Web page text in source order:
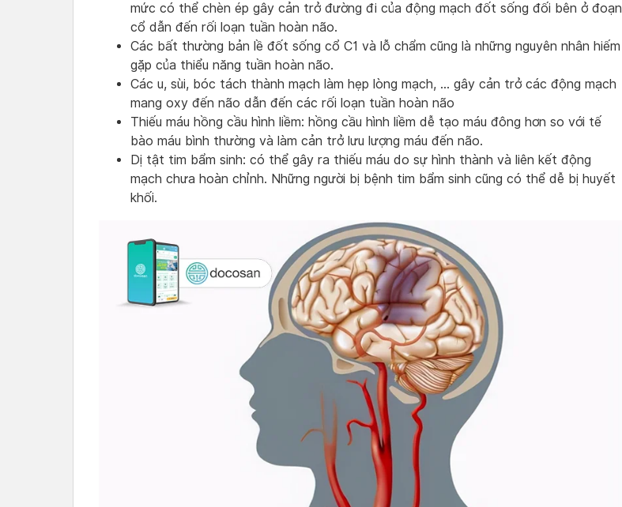
mức có thể chèn ép gây cản trở đường đi của động mạch đốt sống đối bên ở đoạn
cổ dẫn đến rối loạn tuần hoàn não.
Các bất thường bản lề đốt sống cổ C1 và lỗ chẩm cũng là những nguyên nhân hiếm
gặp của thiểu năng tuần hoàn não.
Các u, sùi, bóc tách thành mạch làm hẹp lòng mạch, … gây cản trở các động mạch
mang oxy đến não dẫn đến các rối loạn tuần hoàn não
Thiếu máu hồng cầu hình liềm: hồng cầu hình liềm dễ tạo máu đông hơn so với tế
bào máu bình thường và làm cản trở lưu lượng máu đến não.
Dị tật tim bẩm sinh: có thể gây ra thiếu máu do sự hình thành và liên kết động
mạch chưa hoàn chỉnh. Những người bị bệnh tim bẩm sinh cũng có thể dễ bị huyết
khối.